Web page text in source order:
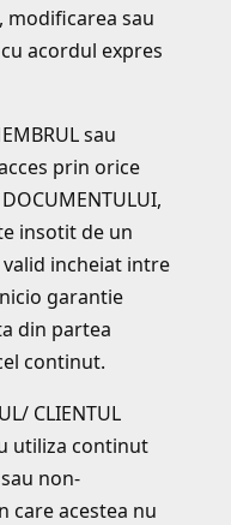
sau
acordul expres
sau
prin orice
insotit de un
incheiat intre
garantie
din partea
continut.
CLIENTUL
utiliza continut
non-
care acestea nu